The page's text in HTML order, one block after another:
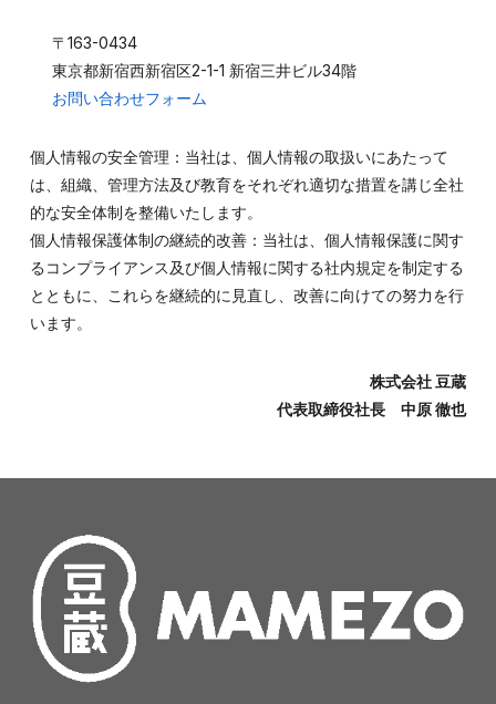
〒163-0434
東京都新宿西新宿区2-1-1 新宿三井ビル34階
お問い合わせフォーム
個人情報の安全管理：当社は、個人情報の取扱いにあたって
は、組織、管理方法及び教育をそれぞれ適切な措置を講じ全社
的な安全体制を整備いたします。
個人情報保護体制の継続的改善：当社は、個人情報保護に関す
るコンプライアンス及び個人情報に関する社内規定を制定する
とともに、これらを継続的に見直し、改善に向けての努力を行
います。
株式会社 豆蔵
代表取締役社長 中原 徹也